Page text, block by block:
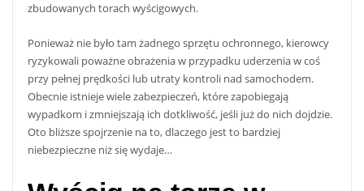
zbudowanych torach wyścigowych.
Ponieważ nie było tam żadnego sprzętu ochronnego, kierowcy
ryzykowali poważne obrażenia w przypadku uderzenia w coś
przy pełnej prędkości lub utraty kontroli nad samochodem.
Obecnie istnieje wiele zabezpieczeń, które zapobiegają
wypadkom i zmniejszają ich dotkliwość, jeśli już do nich dojdzie.
Oto bliższe spojrzenie na to, dlaczego jest to bardziej
niebezpieczne niż się wydaje…